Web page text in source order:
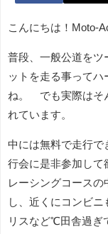
こんにちは！Moto-
普段、一般公道をツ
ットを走る事ってハ
ね。 でも実際はそ
れています。
中には無料で走行で
行会に是非参加して
レーシングコース
し、近くにコンビ
リスなど℃田舎過ぎ